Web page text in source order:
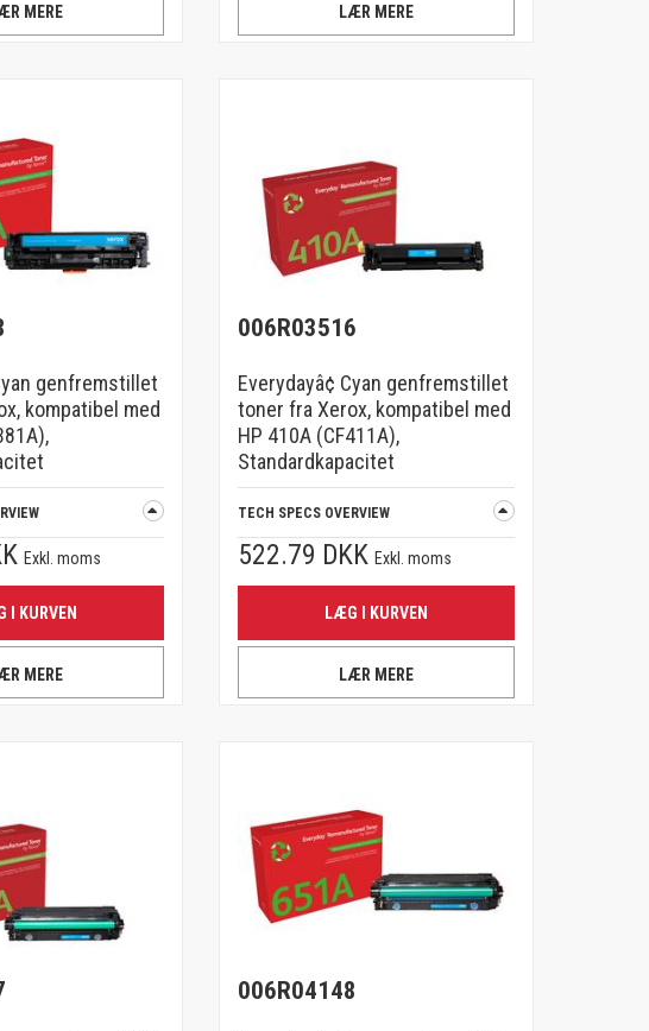
MERE LÆR MERE
genfremstillet
kompatibel med
Exkl. moms
I KURVEN
MERE
006R03516
Everydayâ¢ Cyan genfremstillet
toner fra Xerox, kompatibel med
HP 410A (CF411A),
Standardkapacitet
TECH SPECS OVERVIEW
522.79 DKK Exkl. moms
LÆG I KURVEN
LÆR MERE
006R04148